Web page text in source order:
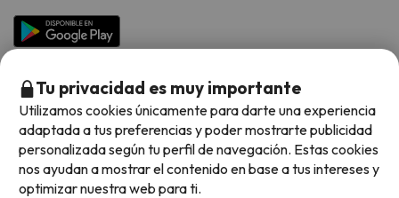
Hoteles Salou
Chollos en la playa
Hoteles con toboganes
Selección de la Newsletter
Los favoritos de nuestros clientes
Vacaciones en Octubre
Vacaciones en Noviembre
Métodos de pago disponibles
Tu privacidad es muy importante
Utilizamos cookies únicamente para darte una experiencia
adaptada a tus preferencias y poder mostrarte publicidad
personalizada según tu perfil de navegación. Estas cookies
nos ayudan a mostrar el contenido en base a tus intereses y
optimizar nuestra web para ti.